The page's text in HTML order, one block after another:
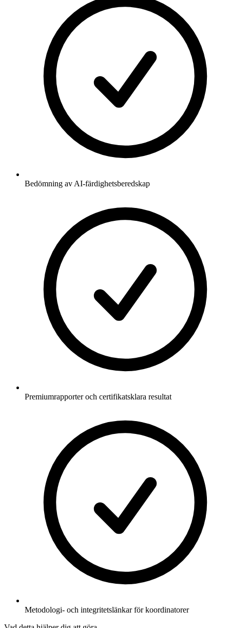
Bedömning av AI-färdighetsberedskap
Premiumrapporter och certifikatsklara resultat
Metodologi- och integritetslänkar för koordinatorer